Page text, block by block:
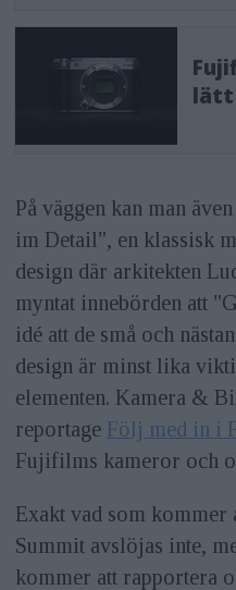
lätt
På väggen kan man
im Detail", en klassisk
design där arkitekten
myntat innebörden att
idé att de små och
design är minst lika
elementen. Kamera &
reportage Följ med in i
Fujifilms kameror och
Exakt vad som kommer
Summit avslöjas inte,
kommer att rapportera